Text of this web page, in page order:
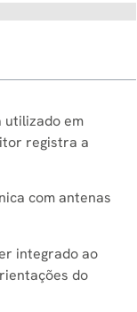
utilizado em
registra a
com antenas
integrado ao
do